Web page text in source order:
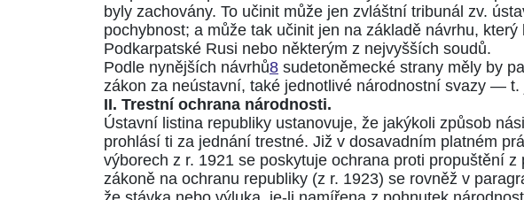
byly zachovány. To učinit může jen zvláštní tribunál zv.
pochybnost; a může tak učinit jen na základě návrhu,
Podkarpatské Rusi nebo některým z nejvyšších soudů.
Podle nynějších návrhů8 sudetoněmecké strany měly by
zákon za neústavní, také jednotlivé národnostní svazy —
II. Trestní ochrana národnosti.
Ústavní listina republiky ustanovuje, že jakýkoli způsob
prohlásí ti za jednání trestné. Již v dosavadním platném
výborech z r. 1921 se poskytuje ochrana proti propuštění
zákoně na ochranu republiky (z r. 1923) se rovněž v